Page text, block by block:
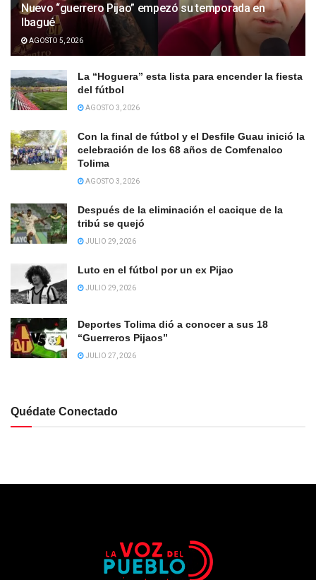
Nuevo “guerrero Pijao” empezó su temporada en
Ibagué
AGOSTO 5, 2026
La “Hoguera” esta lista para encender la fiesta
del fútbol
AGOSTO 3, 2026
Con la final de fútbol y el Desfile Guau inició la
celebración de los 68 años de Comfenalco
Tolima
AGOSTO 3, 2026
Después de la eliminación el cacique de la
tribú se quejó
JULIO 29, 2026
Luto en el fútbol por un ex Pijao
JULIO 29, 2026
Deportes Tolima dió a conocer a sus 18
“Guerreros Pijaos”
JULIO 27, 2026
Quédate Conectado